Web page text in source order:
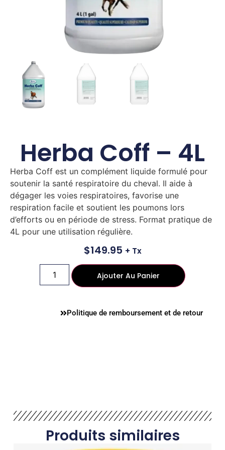
Herba Coff – 4L
Herba Coff est un complément liquide formulé pour
soutenir la santé respiratoire du cheval. Il aide à
dégager les voies respiratoires, favorise une
respiration facile et soutient les poumons lors
d’efforts ou en période de stress. Format pratique de
4L pour une utilisation régulière.
$149.95 + Tx
Ajouter Au Panier
Politique de remboursement et de retour
Produits similaires